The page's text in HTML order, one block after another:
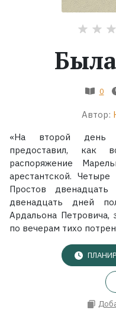
Экранизации 0
Автор:
«На второй день
предоставил, как
распоряжение
арестантской.
Простов
двенадцать дней
Ардальона
по вечерам тихо